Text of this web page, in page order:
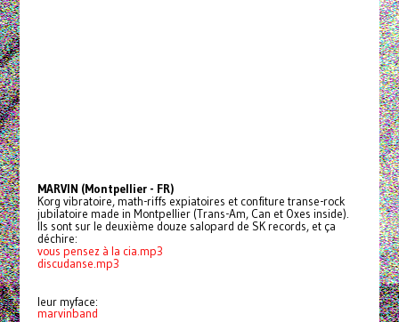
MARVIN (Montpellier - FR)
Korg vibratoire, math-riffs expiatoires et confiture transe-rock
jubilatoire made in Montpellier (Trans-Am, Can et Oxes inside).
Ils sont sur le deuxième douze salopard de SK records, et ça
déchire:
vous pensez à la cia.mp3
discudanse.mp3
leur myface:
marvinband